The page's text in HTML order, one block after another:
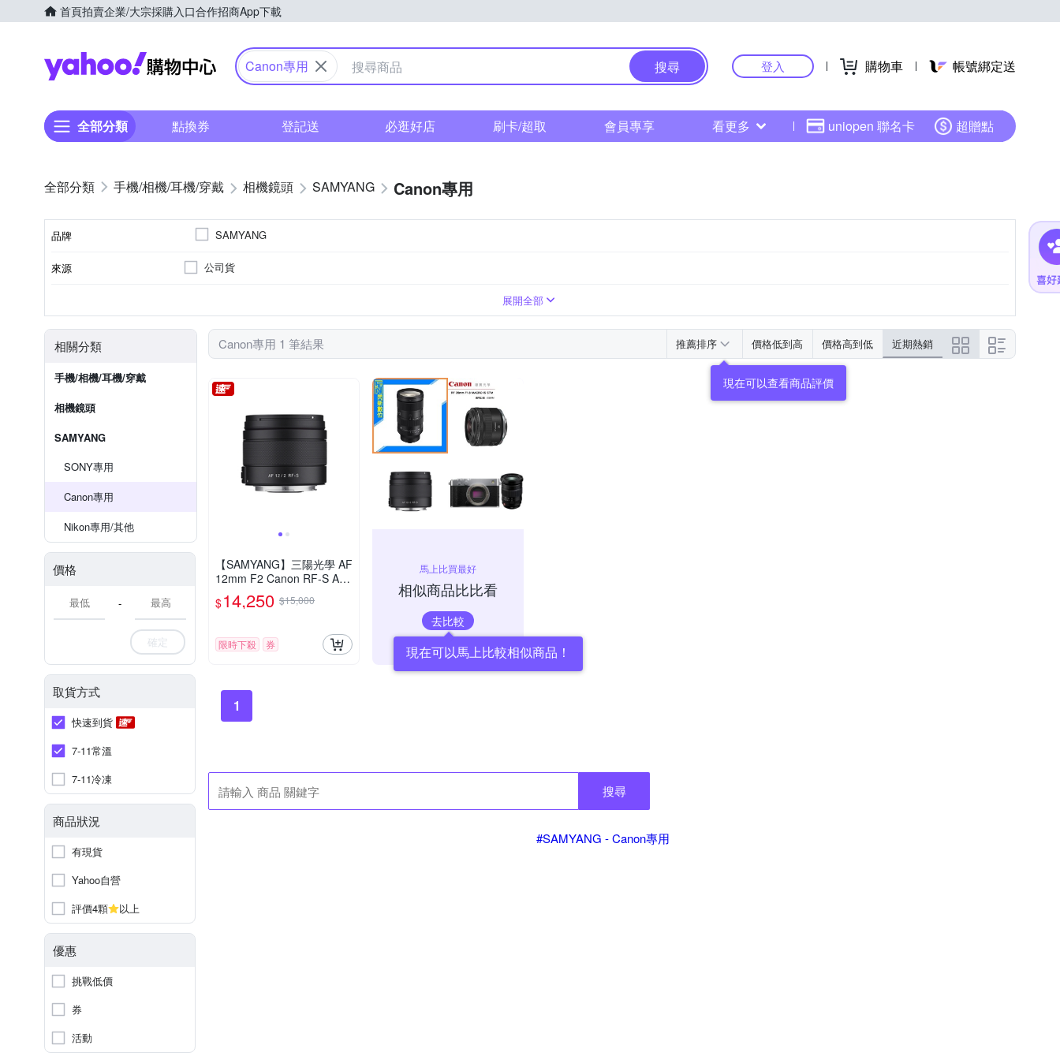
首頁拍賣企業/大宗採購入口合作招商App下載
Yahoo購物中心
Canon專用 搜尋 登入 購物車 帳號綁定送
全部分類 點換券 登記送 必逛好店 刷卡/超取 會員專享 看更多 uniopen 聯名卡 超贈點
手機/相機/耳機/穿戴 相機鏡頭 SAMYANG Canon專用
品牌 SAMYANG
來源 公司貨
展開全部
相關分類
手機/相機/耳機/穿戴
相機鏡頭
SAMYANG
SONY專用
Canon專用
Nikon專用/其他
價格
-
確定
取貨方式
快速到貨
7-11常溫
7-11冷凍
商品狀況
有現貨
Yahoo自營
評價4顆
以上
優惠
挑戰低價
券
活動
Canon專用 1 筆結果 推薦排序 價格低到高 價格高到低 近期熱銷
現在可以查看商品評價
【SAMYANG】三陽光學 AF
12mm F2 Canon RF-S AP
S-C 自動對焦鏡頭 公司貨
$14,250 $15,000
限時下殺 券
馬上比買最好
相似商品比比看
去比較
現在可以馬上比較相似商品！
1
搜尋
#SAMYANG - Canon專用